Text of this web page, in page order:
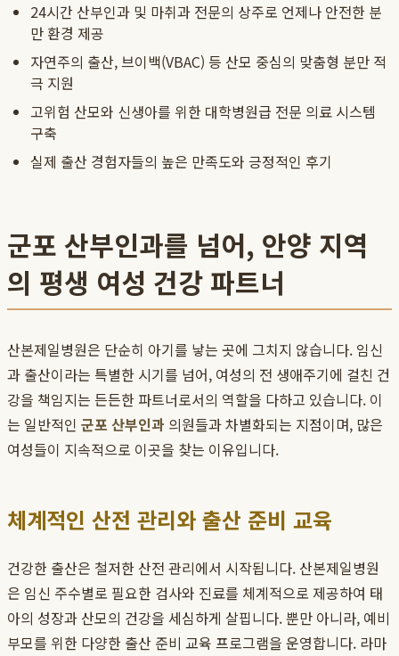
24시간 산부인과 및 마취과 전문의 상주로 언제나 안전한 분
만 환경 제공
자연주의 출산, 브이백(VBAC) 등 산모 중심의 맞춤형 분만 적
극 지원
고위험 산모와 신생아를 위한 대학병원급 전문 의료 시스템
구축
실제 출산 경험자들의 높은 만족도와 긍정적인 후기
군포 산부인과를 넘어, 안양 지역
의 평생 여성 건강 파트너
산본제일병원은 단순히 아기를 낳는 곳에 그치지 않습니다. 임신
과 출산이라는 특별한 시기를 넘어, 여성의 전 생애주기에 걸친 건
강을 책임지는 든든한 파트너로서의 역할을 다하고 있습니다. 이
는 일반적인 군포 산부인과 의원들과 차별화되는 지점이며, 많은
여성들이 지속적으로 이곳을 찾는 이유입니다.
체계적인 산전 관리와 출산 준비 교육
건강한 출산은 철저한 산전 관리에서 시작됩니다. 산본제일병원
은 임신 주수별로 필요한 검사와 진료를 체계적으로 제공하여 태
아의 성장과 산모의 건강을 세심하게 살핍니다. 뿐만 아니라, 예비
부모를 위한 다양한 출산 준비 교육 프로그램을 운영합니다. 라마